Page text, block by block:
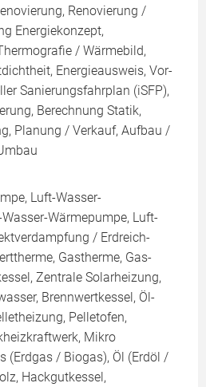
Renovierung /
Energiekonzept,
/ Wärmebild,
Energieausweis, Vor-
Sanierungsfahrplan (iSFP),
Berechnung Statik,
Planung / Verkauf, Aufbau /
Luft-Wasser-
Wärmepumpe, Luft-
/ Erdreich-
Gastherme, Gas-
Zentrale Solarheizung,
Brennwertkessel, Öl-
Pelletofen,
Mikro
(Erdgas / Biogas), Öl (Erdöl /
Hackgutkessel,